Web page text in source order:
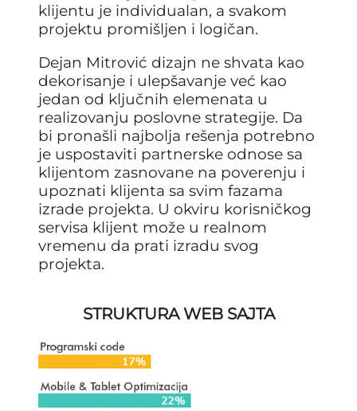
klijentu je individualan, a svakom
projektu promišljen i logičan.
Dejan Mitrović dizajn ne shvata kao
dekorisanje i ulepšavanje već kao
jedan od ključnih elemenata u
realizovanju poslovne strategije. Da
bi pronašli najbolja rešenja potrebno
je uspostaviti partnerske odnose sa
klijentom zasnovane na poverenju i
upoznati klijenta sa svim fazama
izrade projekta. U okviru korisničkog
servisa klijent može u realnom
vremenu da prati izradu svog
projekta.
STRUKTURA WEB SAJTA